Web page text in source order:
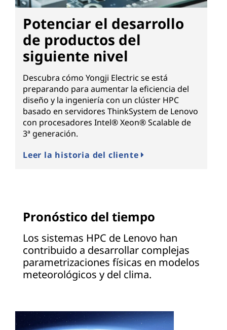
Potenciar el desarrollo
de productos del
siguiente nivel
Descubra cómo Yongji Electric se está
preparando para aumentar la eficiencia del
diseño y la ingeniería con un clúster HPC
basado en servidores ThinkSystem de Lenovo
con procesadores Intel® Xeon® Scalable de
3ª generación.
Leer la historia del cliente
Pronóstico del tiempo
Los sistemas HPC de Lenovo han
contribuido a desarrollar complejas
parametrizaciones físicas en modelos
meteorológicos y del clima.